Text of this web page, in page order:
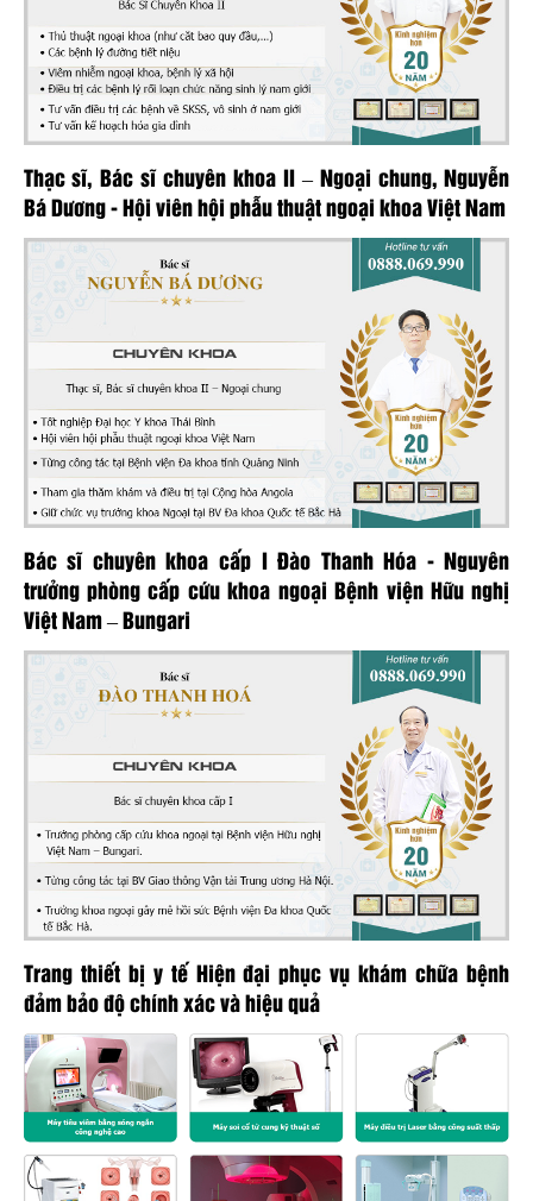
Thạc sĩ, Bác sĩ chuyên khoa II – Ngoại chung, Nguyễn
Bá Dương - Hội viên hội phẫu thuật ngoại khoa Việt Nam
Bác sĩ chuyên khoa cấp I Đào Thanh Hóa - Nguyên
trưởng phòng cấp cứu khoa ngoại Bệnh viện Hữu nghị
Việt Nam – Bungari
Trang thiết bị y tế Hiện đại phục vụ khám chữa bệnh
đảm bảo độ chính xác và hiệu quả